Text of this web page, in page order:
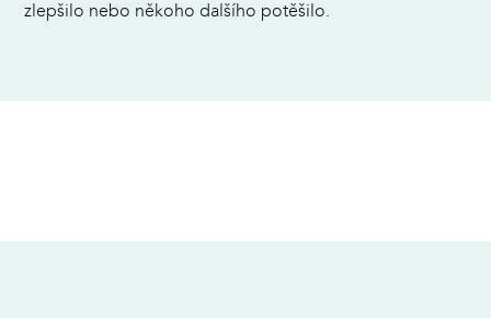
zlepšilo nebo někoho dalšího potěšilo.